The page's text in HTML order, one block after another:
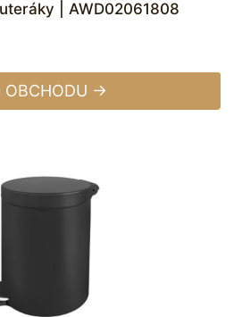
| AWD02061808
OBCHODU →